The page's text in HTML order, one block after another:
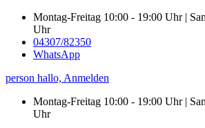
Montag-Freitag 10:00 - 19:00 Uhr |
Uhr
04307/82350
WhatsApp
person hallo, Anmelden
Montag-Freitag 10:00 - 19:00 Uhr |
Uhr